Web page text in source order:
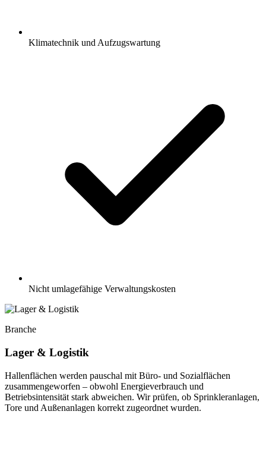
Klimatechnik und Aufzugswartung
Nicht umlagefähige Verwaltungskosten
Branche
Lager & Logistik
Hallenflächen werden pauschal mit Büro- und Sozialflächen
zusammengeworfen – obwohl Energieverbrauch und
Betriebsintensität stark abweichen. Wir prüfen, ob Sprinkleranlagen,
Tore und Außenanlagen korrekt zugeordnet wurden.